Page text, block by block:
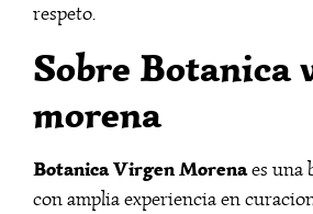
respeto.
Sobre Botanica
morena
Botanica Virgen Morenaes una
con amplia experiencia en